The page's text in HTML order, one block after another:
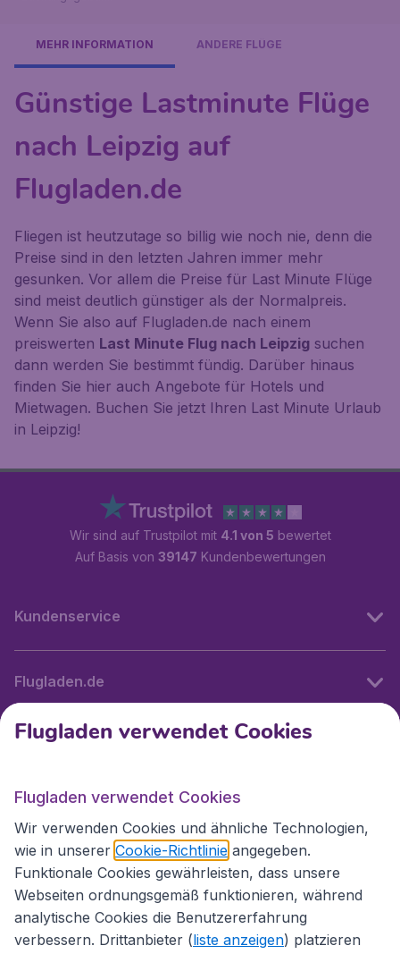
MEHR INFORMATION ANDERE FLÜGE
Günstige Lastminute Flüge
nach Leipzig auf
Flugladen.de
Fliegen ist heutzutage so billig wie noch nie, denn die
Preise sind in den letzten Jahren immer mehr
gesunken. Vor allem die Preise für Last Minute Flüge
sind meist deutlich günstiger als der Normalpreis.
Wenn Sie also auf Flugladen.de nach einem
preiswerten Last Minute Flug nach Leipzig suchen
dann werden Sie bestimmt fündig. Darüber hinaus
finden Sie hier auch Angebote für Hotels und
Mietwagen. Buchen Sie jetzt Ihren Last Minute Urlaub
in Leipzig!
Wir sind auf Trustpilot mit 4.1 von 5 bewertet
Auf Basis von 39147 Kundenbewertungen
Kundenservice
Flugladen.de
Internationale Webseiten
Folgen Sie uns:
Flugladen verwendet Cookies
Flugladen verwendet Cookies
Wir verwenden Cookies und ähnliche Technologien,
wie in unserer Cookie-Richtlinie angegeben.
Funktionale Cookies gewährleisten, dass unsere
Webseiten ordnungsgemäß funktionieren, während
analytische Cookies die Benutzererfahrung
verbessern. Drittanbieter (liste anzeigen) platzieren